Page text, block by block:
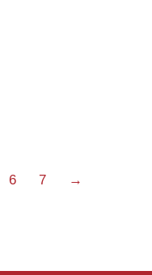
6 7 →